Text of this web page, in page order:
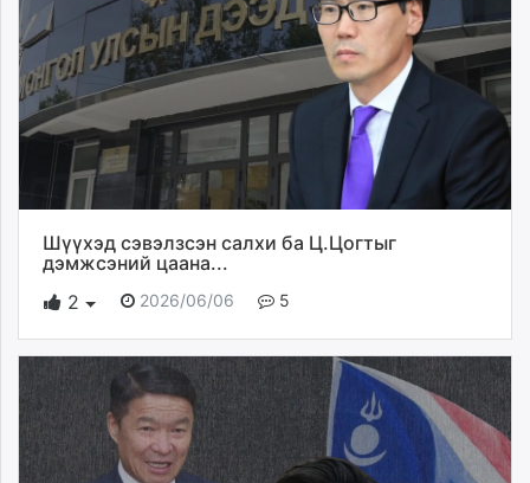
Шүүхэд сэвэлзсэн салхи ба Ц.Цогтыг
дэмжсэний цаана...
2
2026/06/06 5